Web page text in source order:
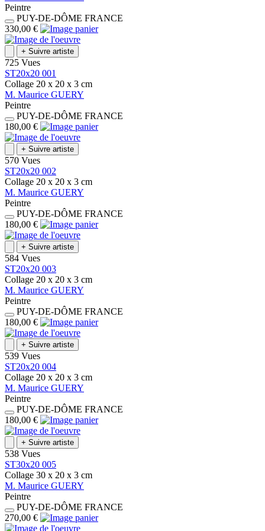
Peintre
PUY-DE-DÔME FRANCE
330,00 €
+ Suivre artiste
725 Vues
ST20x20 001
Collage 20 x 20 x 3 cm
M. Maurice GUERY
Peintre
PUY-DE-DÔME FRANCE
180,00 €
+ Suivre artiste
570 Vues
ST20x20 002
Collage 20 x 20 x 3 cm
M. Maurice GUERY
Peintre
PUY-DE-DÔME FRANCE
180,00 €
+ Suivre artiste
584 Vues
ST20x20 003
Collage 20 x 20 x 3 cm
M. Maurice GUERY
Peintre
PUY-DE-DÔME FRANCE
180,00 €
+ Suivre artiste
539 Vues
ST20x20 004
Collage 20 x 20 x 3 cm
M. Maurice GUERY
Peintre
PUY-DE-DÔME FRANCE
180,00 €
+ Suivre artiste
538 Vues
ST30x20 005
Collage 30 x 20 x 3 cm
M. Maurice GUERY
Peintre
PUY-DE-DÔME FRANCE
270,00 €